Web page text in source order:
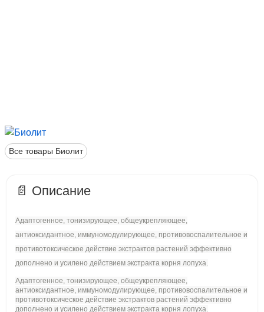
папаином
Все товары Биолит
📄 Описание
Адаптогенное, тонизирующее, общеукрепляющее,
антиоксидантное, иммуномодулирующее, противовоспалительное и
противотоксическое действие экстрактов растений эффективно
дополнено и усилено действием экстракта корня лопуха.
Адаптогенное, тонизирующее, общеукрепляющее,
антиоксидантное, иммуномодулирующее, противовоспалительное и
противотоксическое действие экстрактов растений эффективно
дополнено и усилено действием экстракта корня лопуха.